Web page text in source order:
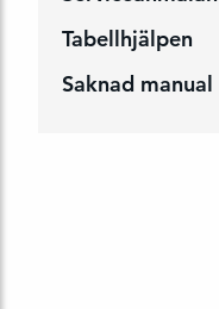
Tabellhjälpen
Saknad manual